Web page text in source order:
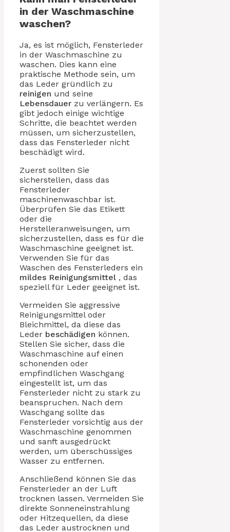
in der Waschmaschine
waschen?
Ja, es ist möglich, Fensterleder
in der Waschmaschine zu
waschen. Dies kann eine
praktische Methode sein, um
das Leder gründlich zu
reinigen und seine
Lebensdauer zu verlängern. Es
gibt jedoch einige wichtige
Schritte, die beachtet werden
müssen, um sicherzustellen,
dass das Fensterleder nicht
beschädigt wird.
Zuerst sollten Sie
sicherstellen, dass das
Fensterleder
maschinenwaschbar ist.
Überprüfen Sie das Etikett
oder die
Herstelleranweisungen, um
sicherzustellen, dass es für die
Waschmaschine geeignet ist.
Verwenden Sie für das
Waschen des Fensterleders ein
mildes Reinigungsmittel , das
speziell für Leder geeignet ist.
Vermeiden Sie aggressive
Reinigungsmittel oder
Bleichmittel, da diese das
Leder beschädigen können.
Stellen Sie sicher, dass die
Waschmaschine auf einen
schonenden oder
empfindlichen Waschgang
eingestellt ist, um das
Fensterleder nicht zu stark zu
beanspruchen. Nach dem
Waschgang sollte das
Fensterleder vorsichtig aus der
Waschmaschine genommen
und sanft ausgedrückt
werden, um überschüssiges
Wasser zu entfernen.
Anschließend können Sie das
Fensterleder an der Luft
trocknen lassen. Vermeiden Sie
direkte Sonneneinstrahlung
oder Hitzequellen, da diese
das Leder austrocknen und